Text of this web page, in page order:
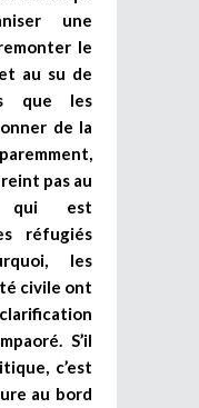
une
le
au su de
que les
de la
pas au
qui est
réfugiés
les
civile ont
S’il
c’est
au bord